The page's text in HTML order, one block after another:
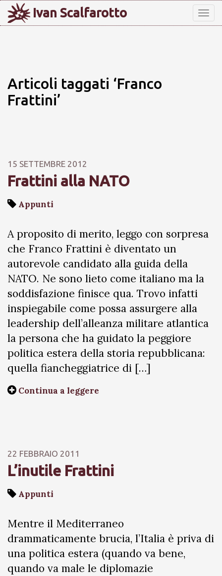
Ivan Scalfarotto
Articoli taggati ‘Franco
Frattini’
15 SETTEMBRE 2012
Frattini alla NATO
Appunti
A proposito di merito, leggo con sorpresa
che Franco Frattini è diventato un
autorevole candidato alla guida della
NATO. Ne sono lieto come italiano ma la
soddisfazione finisce qua. Trovo infatti
inspiegabile come possa assurgere alla
leadership dell’alleanza militare atlantica
la persona che ha guidato la peggiore
politica estera della storia repubblicana:
quella fiancheggiatrice di […]
Continua a leggere
22 FEBBRAIO 2011
L’inutile Frattini
Appunti
Mentre il Mediterraneo
drammaticamente brucia, l’Italia è priva di
una politica estera (quando va bene,
quando va male le diplomazie